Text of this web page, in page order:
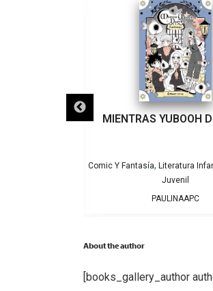
MIENTRAS YUBOOH
Comic Y Fantasía, Literatura
Juvenil
PAULINAAPC
About the author
[books_gallery_author